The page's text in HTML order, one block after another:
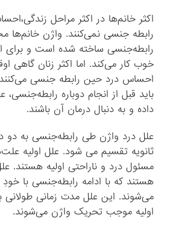
اکثر خانم‌ها در اکثر مراحل
رابطه‌ جنسی نمی‌کنند. واژن
رابطه‌جنسی ساخته شده است و
خوب کار می‌کند. اما اکثر زنان گاهی
احساس درد حین رابطه‌ جنسی
باید قبل از انجام دوباره
داده و به دنبال درمان آن باشند.
علل درد واژن طی رابطه‌جنسی به دو
ثانویه تقسیم می شود. علل اولیه
مسئول درد و ناراحتی اولیه هستند.
هستند که با ادامه رابطه‌جنسی با خودِ
می‌شوند. این علل مدت زمانی طولانی
اولیه موجب تحریک واژن می‌شوند.